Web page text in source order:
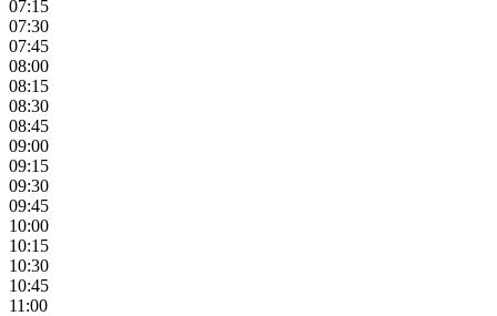
07:15
07:30
07:45
08:00
08:15
08:30
08:45
09:00
09:15
09:30
09:45
10:00
10:15
10:30
10:45
11:00